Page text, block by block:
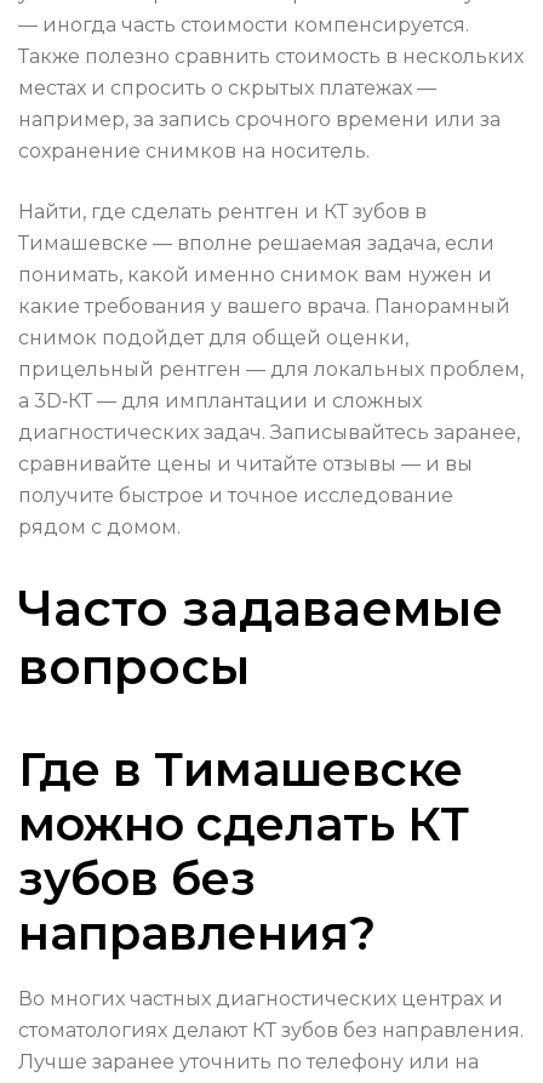
— иногда часть стоимости компенсируется.
Также полезно сравнить стоимость в нескольких
местах и спросить о скрытых платежах —
например, за запись срочного времени или за
сохранение снимков на носитель.
Найти, где сделать рентген и КТ зубов в
Тимашевске — вполне решаемая задача, если
понимать, какой именно снимок вам нужен и
какие требования у вашего врача. Панорамный
снимок подойдет для общей оценки,
прицельный рентген — для локальных проблем,
а 3D‑КТ — для имплантации и сложных
диагностических задач. Записывайтесь заранее,
сравнивайте цены и читайте отзывы — и вы
получите быстрое и точное исследование
рядом с домом.
Часто задаваемые
вопросы
Где в Тимашевске
можно сделать КТ
зубов без
направления?
Во многих частных диагностических центрах и
стоматологиях делают КТ зубов без направления.
Лучше заранее уточнить по телефону или на